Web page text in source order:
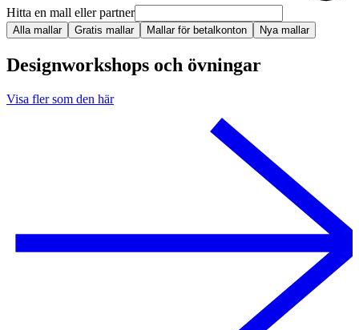
Hitta en mall eller partner
Alla mallar Gratis mallar Mallar för betalkonton Nya mallar
Designworkshops och övningar
Visa fler som den här